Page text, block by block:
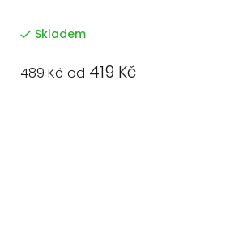
Skladem
489 Kč od 419 Kč